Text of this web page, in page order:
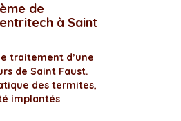
de
à Saint
traitement d’une
de Saint Faust.
des termites,
implantés